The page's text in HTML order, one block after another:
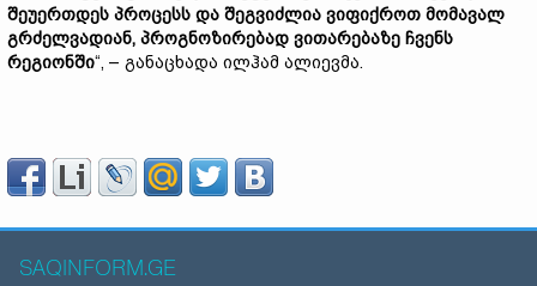
შეუერთდეს პროცესს და შეგვიძლია ვიფიქროთ მომავალ
გრძელვადიან, პროგნოზირებად ვითარებაზე ჩვენს
რეგიონში“, – განაცხადა ილჰამ ალიევმა.
SAQINFORM.GE